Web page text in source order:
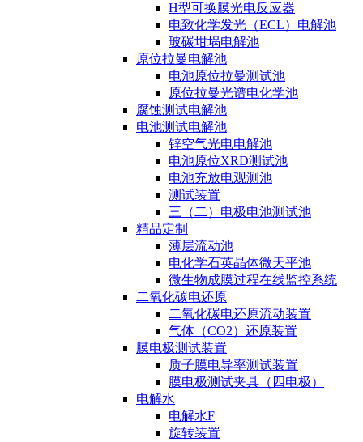
H型可换膜光电反应器
电致化学发光（ECL）电解池
玻碳坩埚电解池
原位拉曼电解池
电池原位拉曼测试池
原位拉曼光谱电化学池
腐蚀测试电解池
电池测试电解池
锌空气光电电解池
电池原位XRD测试池
电池充放电观测池
测试装置
三（二）电极电池测试池
精品定制
薄层流动池
电化学石英晶体微天平池
微生物成膜过程在线监控系统
二氧化碳电还原
二氧化碳电还原流动装置
气体（CO2）还原装置
膜电极测试装置
质子膜电导率测试装置
膜电极测试夹具（四电极）
电解水
电解水F
旋转装置